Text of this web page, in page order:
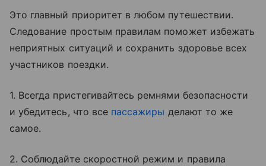
Это главный приоритет в любом путешествии.
Следование простым правилам поможет избежать
неприятных ситуаций и сохранить здоровье всех
участников поездки.
1. Всегда пристегивайтесь ремнями безопасности
и убедитесь, что все пассажиры делают то же
самое.
2. Соблюдайте скоростной режим и правила